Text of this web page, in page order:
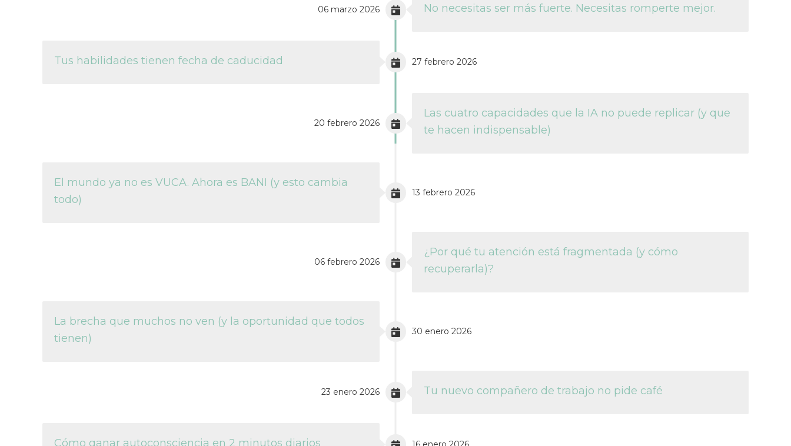
No necesitas ser más fuerte. Necesitas romperte mejor.
06 marzo 2026
Tus habilidades tienen fecha de caducidad 27 febrero 2026
Las cuatro capacidades que la IA no puede replicar (y que
te hacen indispensable)
20 febrero 2026
El mundo ya no es VUCA. Ahora es BANI (y esto cambia
todo)
13 febrero 2026
¿Por qué tu atención está fragmentada (y cómo
recuperarla)?
06 febrero 2026
La brecha que muchos no ven (y la oportunidad que todos
tienen)
30 enero 2026
Tu nuevo compañero de trabajo no pide café
23 enero 2026
Cómo ganar autoconsciencia en 2 minutos diarios